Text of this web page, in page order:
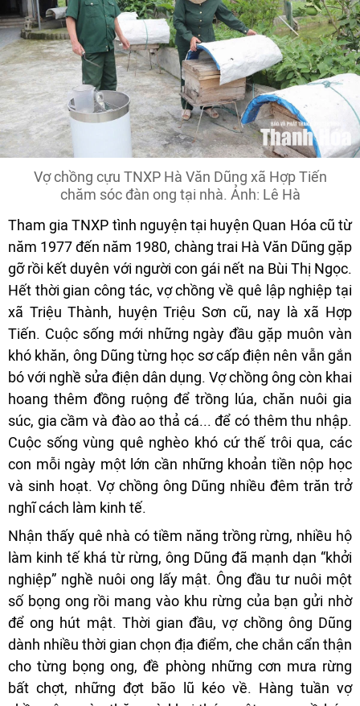
Vợ chồng cựu TNXP Hà Văn Dũng xã Hợp Tiến
chăm sóc đàn ong tại nhà. Ảnh: Lê Hà
Tham gia TNXP tình nguyện tại huyện Quan Hóa cũ từ
năm 1977 đến năm 1980, chàng trai Hà Văn Dũng gặp
gỡ rồi kết duyên với người con gái nết na Bùi Thị Ngọc.
Hết thời gian công tác, vợ chồng về quê lập nghiệp tại
xã Triệu Thành, huyện Triệu Sơn cũ, nay là xã Hợp
Tiến. Cuộc sống mới những ngày đầu gặp muôn vàn
khó khăn, ông Dũng từng học sơ cấp điện nên vẫn gắn
bó với nghề sửa điện dân dụng. Vợ chồng ông còn khai
hoang thêm đồng ruộng để trồng lúa, chăn nuôi gia
súc, gia cầm và đào ao thả cá... để có thêm thu nhập.
Cuộc sống vùng quê nghèo khó cứ thế trôi qua, các
con mỗi ngày một lớn cần những khoản tiền nộp học
và sinh hoạt. Vợ chồng ông Dũng nhiều đêm trăn trở
nghĩ cách làm kinh tế.
Nhận thấy quê nhà có tiềm năng trồng rừng, nhiều hộ
làm kinh tế khá từ rừng, ông Dũng đã mạnh dạn “khởi
nghiệp” nghề nuôi ong lấy mật. Ông đầu tư nuôi một
số bọng ong rồi mang vào khu rừng của bạn gửi nhờ
để ong hút mật. Thời gian đầu, vợ chồng ông Dũng
dành nhiều thời gian chọn địa điểm, che chắn cẩn thận
cho từng bọng ong, đề phòng những cơn mưa rừng
bất chợt, những đợt bão lũ kéo về. Hàng tuần vợ